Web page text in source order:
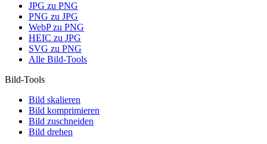
JPG zu PNG
PNG zu JPG
WebP zu PNG
HEIC zu JPG
SVG zu PNG
Alle Bild-Tools
Bild-Tools
Bild skalieren
Bild komprimieren
Bild zuschneiden
Bild drehen